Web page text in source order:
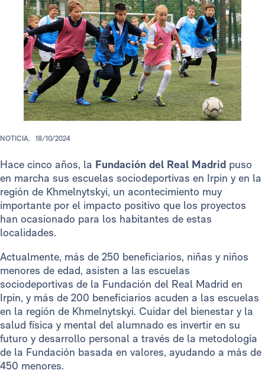
NOTICIA. 18/10/2024
Hace cinco años, la Fundación del Real Madrid puso
en marcha sus escuelas sociodeportivas en Irpin y en la
región de Khmelnytskyi, un acontecimiento muy
importante por el impacto positivo que los proyectos
han ocasionado para los habitantes de estas
localidades.
Actualmente, más de 250 beneficiarios, niñas y niños
menores de edad, asisten a las escuelas
sociodeportivas de la Fundación del Real Madrid en
Irpin, y más de 200 beneficiarios acuden a las escuelas
en la región de Khmelnytskyi. Cuidar del bienestar y la
salud física y mental del alumnado es invertir en su
futuro y desarrollo personal a través de la metodología
de la Fundación basada en valores, ayudando a más de
450 menores.